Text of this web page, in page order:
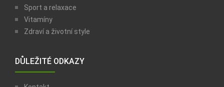
Sport a relaxace
Vitamíny
Zdraví a životní style
DŮLEŽITÉ ODKAZY